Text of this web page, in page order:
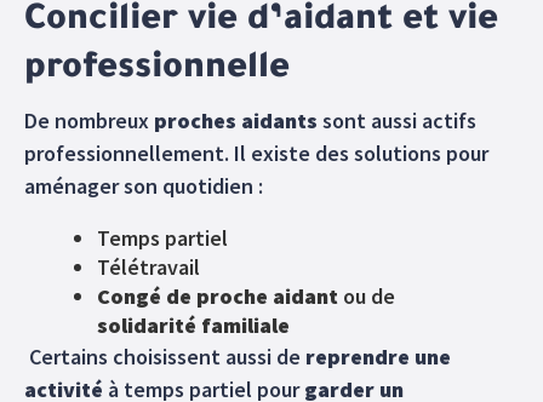
Concilier vie d’aidant et vie
professionnelle
De nombreux proches aidants sont aussi actifs
professionnellement. Il existe des solutions pour
aménager son quotidien :
Temps partiel
Télétravail
Congé de proche aidant ou de
solidarité familiale
Certains choisissent aussi de reprendre une
activité à temps partiel pourgarder un